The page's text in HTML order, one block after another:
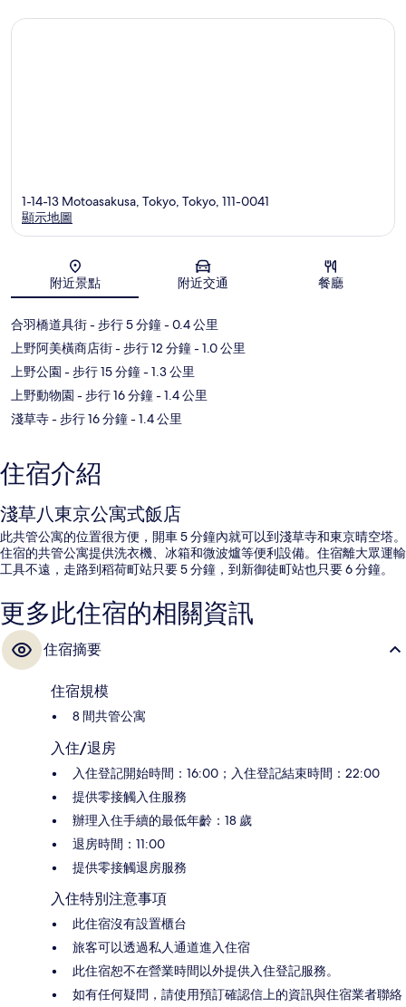
地圖
1-14-13 Motoasakusa, Tokyo, Tokyo, 111-0041
顯示地圖
附近景點 附近交通 餐廳
合羽橋道具街- 步行 5 分鐘- 0.4 公里
上野阿美橫商店街- 步行 12 分鐘- 1.0 公里
上野公園 - 步行 15 分鐘- 1.3 公里
上野動物園 - 步行 16 分鐘- 1.4 公里
淺草寺- 步行 16 分鐘- 1.4 公里
住宿介紹
淺草八東京公寓式飯店
此共管公寓的位置很方便，開車 5 分鐘內就可以到淺草寺和東京晴空塔。
住宿的共管公寓提供洗衣機、冰箱和微波爐等便利設備。住宿離大眾運輸
工具不遠，走路到稻荷町站只要 5 分鐘，到新御徒町站也只要 6 分鐘。
更多此住宿的相關資訊
住宿摘要
住宿規模
8 間共管公寓
入住/退房
入住登記開始時間：16:00；入住登記結束時間：22:00
提供零接觸入住服務
辦理入住手續的最低年齡：18 歲
退房時間：11:00
提供零接觸退房服務
入住特別注意事項
此住宿沒有設置櫃台
旅客可以透過私人通道進入住宿
此住宿恕不在營業時間以外提供入住登記服務。
如有任何疑問，請使用預訂確認信上的資訊與住宿業者聯絡